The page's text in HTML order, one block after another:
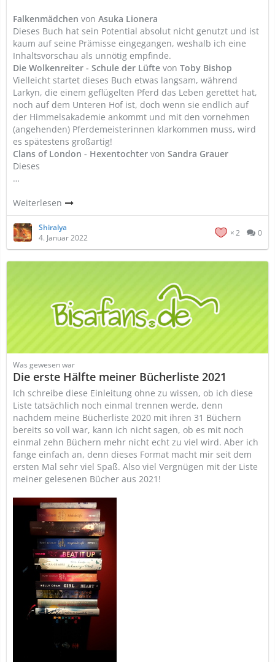
Falkenmädchen von Asuka Lionera
Dieses Buch hat sein Potential absolut nicht genutzt und ist
kaum auf seine Prämisse eingegangen, weshalb ich eine
Inhaltsvorschau als unnötig empfinde.
Die Wolkenreiter - Schule der Lüfte von Toby Bishop
Vielleicht startet dieses Buch etwas langsam, während
Larkyn, die einem geflügelten Pferd das Leben gerettet hat,
noch auf dem Unteren Hof ist, doch wenn sie endlich auf
der Himmelsakademie ankommt und mit den vornehmen
(angehenden) Pferdemeisterinnen klarkommen muss, wird
es spätestens großartig!
Clans of London - Hexentochter von Sandra Grauer
Dieses
…
Weiterlesen
Shiralya
4. Januar 2022
2 0
Was gewesen war
Die erste Hälfte meiner Bücherliste 2021
Ich schreibe diese Einleitung ohne zu wissen, ob ich diese
Liste tatsächlich noch einmal trennen werde, denn
nachdem meine Bücherliste 2020 mit ihren 31 Büchern
bereits so voll war, kann ich nicht sagen, ob es mit noch
einmal zehn Büchern mehr nicht echt zu viel wird. Aber ich
fange einfach an, denn dieses Format macht mir seit dem
ersten Mal sehr viel Spaß. Also viel Vergnügen mit der Liste
meiner gelesenen Bücher aus 2021!